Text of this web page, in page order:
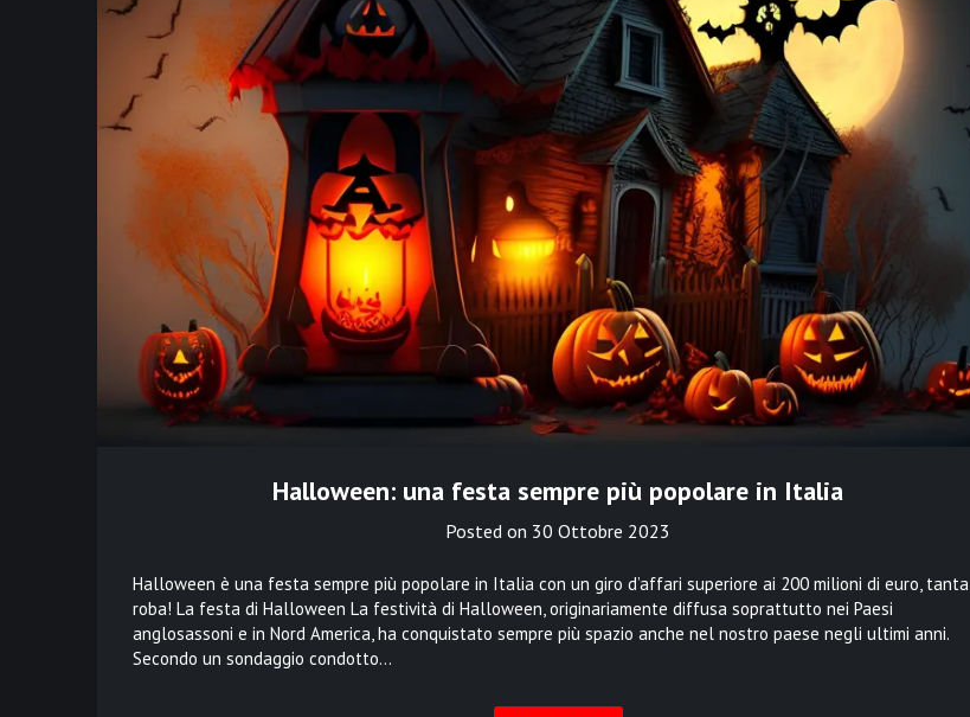
Halloween: una festa sempre più popolare in Italia
Posted on 30 Ottobre 2023
Halloween è una festa sempre più popolare in Italia con un giro d’affari superiore ai 200 milioni di euro, tanta
roba! La festa di Halloween La festività di Halloween, originariamente diffusa soprattutto nei Paesi
anglosassoni e in Nord America, ha conquistato sempre più spazio anche nel nostro paese negli ultimi anni.
Secondo un sondaggio condotto…